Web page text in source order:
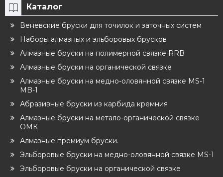
Каталог
Веневские бруски для точилок и заточных систем
Наборы алмазных и эльборовых брусков
Алмазные бруски на полимерной связке RRB
Алмазные бруски на органической связке
Алмазные бруски на медно-оловянной связке MS-1
MB-1
Абразивные бруски из карбида кремния
Алмазные бруски на метало-органической связке
ОМК
Алмазные премиум бруски.
Эльборовые бруски на медно-оловянной связке MS-1
Эльборовые бруски на органической связке